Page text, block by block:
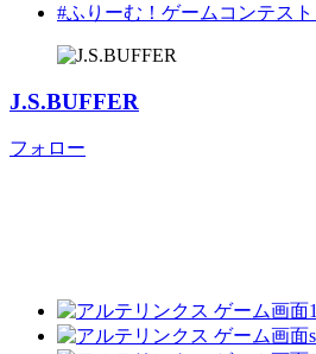
#ふりーむ！ゲームコンテス
J.S.BUFFER
フォロー